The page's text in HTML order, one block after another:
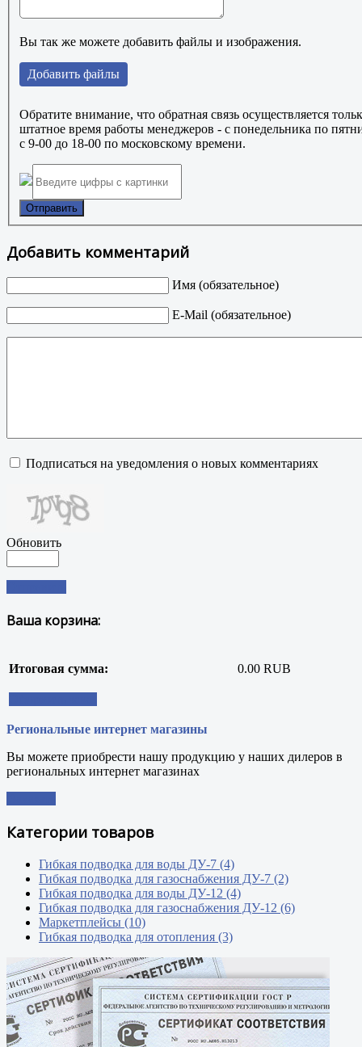
Вы так же можете добавить файлы и изображения.
Добавить файлы
Обратите внимание, что обратная связь осуществляется
штатное время работы менеджеров - с понедельника по
с 9-00 до 18-00 по московскому времени.
Отправить
Добавить комментарий
Имя (обязательное)
E-Mail (обязательное)
Подписаться на уведомления о новых комментариях
Обновить
Ваша корзина:
Итоговая сумма: 0.00 RUB
Региональные интернет магазины
Вы можете приобрести нашу продукцию у наших дилеров в
региональных интернет магазинах
Категории товаров
Гибкая подводка для воды ДУ-7 (4)
Гибкая подводка для газоснабжения ДУ-7 (2)
Гибкая подводка для воды ДУ-12 (4)
Гибкая подводка для газоснабжения ДУ-12 (6)
Маркетплейсы (10)
Гибкая подводка для отопления (3)